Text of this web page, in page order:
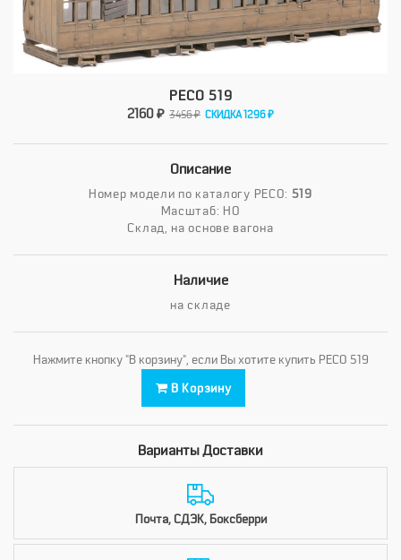
PECO 519
2160 ₽ 3456 ₽ СКИДКА 1296 ₽
Описание
Номер модели по каталогу PECO: 519
Масштаб: HO
Склад, на основе вагона
Наличие
на складе
Нажмите кнопку "В корзину", если Вы хотите купить PECO 519
В Корзину
Варианты Доставки
Почта, СДЭК, Боксберри